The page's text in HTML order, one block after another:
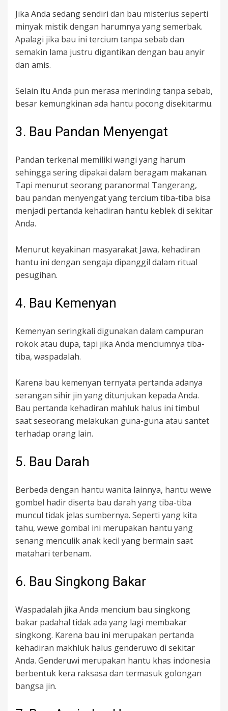
Jika Anda sedang sendiri dan bau misterius seperti
minyak mistik dengan harumnya yang semerbak.
Apalagi jika bau ini tercium tanpa sebab dan
semakin lama justru digantikan dengan bau anyir
dan amis.
Selain itu Anda pun merasa merinding tanpa sebab,
besar kemungkinan ada hantu pocong disekitarmu.
3. Bau Pandan Menyengat
Pandan terkenal memiliki wangi yang harum
sehingga sering dipakai dalam beragam makanan.
Tapi menurut seorang paranormal Tangerang,
bau pandan menyengat yang tercium tiba-tiba bisa
menjadi pertanda kehadiran hantu keblek di sekitar
Anda.
Menurut keyakinan masyarakat Jawa, kehadiran
hantu ini dengan sengaja dipanggil dalam ritual
pesugihan.
4. Bau Kemenyan
Kemenyan seringkali digunakan dalam campuran
rokok atau dupa, tapi jika Anda menciumnya tiba-
tiba, waspadalah.
Karena bau kemenyan ternyata pertanda adanya
serangan sihir jin yang ditunjukan kepada Anda.
Bau pertanda kehadiran mahluk halus ini timbul
saat seseorang melakukan guna-guna atau santet
terhadap orang lain.
5. Bau Darah
Berbeda dengan hantu wanita lainnya, hantu wewe
gombel hadir diserta bau darah yang tiba-tiba
muncul tidak jelas sumbernya. Seperti yang kita
tahu, wewe gombal ini merupakan hantu yang
senang menculik anak kecil yang bermain saat
matahari terbenam.
6. Bau Singkong Bakar
Waspadalah jika Anda mencium bau singkong
bakar padahal tidak ada yang lagi membakar
singkong. Karena bau ini merupakan pertanda
kehadiran makhluk halus genderuwo di sekitar
Anda. Genderuwi merupakan hantu khas indonesia
berbentuk kera raksasa dan termasuk golongan
bangsa jin.